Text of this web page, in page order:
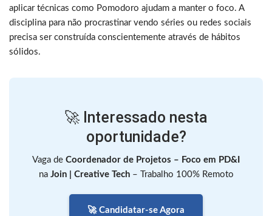
aplicar técnicas como Pomodoro ajudam a manter o foco. A
disciplina para não procrastinar vendo séries ou redes sociais
precisa ser construída conscientemente através de hábitos
sólidos.
🚀 Interessado nesta
oportunidade?
Vaga de Coordenador de Projetos – Foco em PD&I
na Join | Creative Tech– Trabalho 100% Remoto
🚀 Candidatar-se Agora